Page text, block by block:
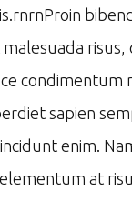
risus,
condimentum
sapien
enim.
at